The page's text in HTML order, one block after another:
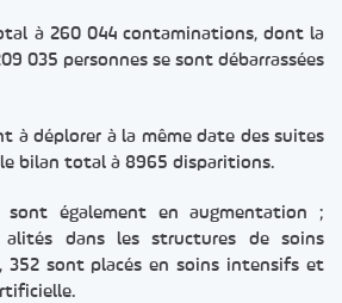
à 260 044 contaminations, dont la
035 personnes se sont débarrassées
à déplorer à la même date des suites
bilan total à 8965 disparitions.
sont également en augmentation ;
alités dans les structures de soins
352 sont placés en soins intensifs et